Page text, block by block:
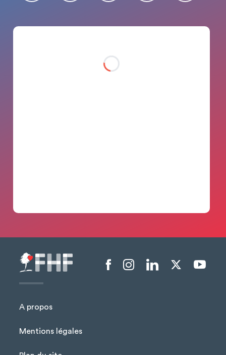
A propos
Mentions légales
Menu liens sociaux